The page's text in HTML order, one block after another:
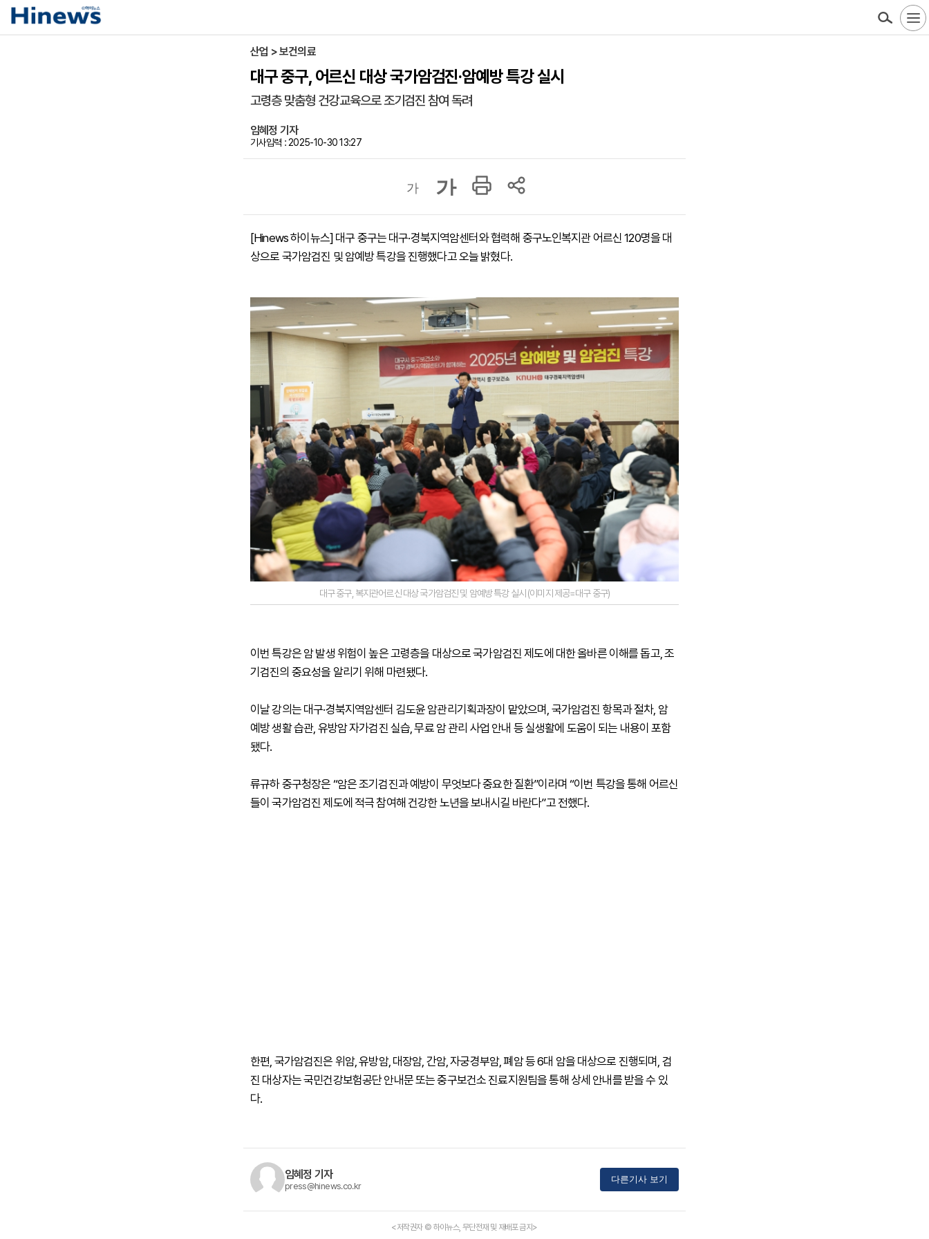
산업 > 보건의료
대구 중구, 어르신 대상 국가암검진·암예방 특강 실시
고령층 맞춤형 건강교육으로 조기검진 참여 독려
임혜정 기자
기사입력 : 2025-10-30 13:27
가 가
[Hinews 하이뉴스] 대구 중구는 대구·경북지역암센터와 협력해 중구노인복지관 어르신 120명을 대
상으로 국가암검진 및 암예방 특강을 진행했다고 오늘 밝혔다.
대구 중구, 복지관어르신 대상 국가암검진 및 암예방 특강 실시 (이미지 제공=대구 중구)
이번 특강은 암 발생 위험이 높은 고령층을 대상으로 국가암검진 제도에 대한 올바른 이해를 돕고, 조
기검진의 중요성을 알리기 위해 마련됐다.
이날 강의는 대구·경북지역암센터 김도윤 암관리기획과장이 맡았으며, 국가암검진 항목과 절차, 암
예방 생활 습관, 유방암 자가검진 실습, 무료 암 관리 사업 안내 등 실생활에 도움이 되는 내용이 포함
됐다.
류규하 중구청장은 “암은 조기검진과 예방이 무엇보다 중요한 질환”이라며 “이번 특강을 통해 어르신
들이 국가암검진 제도에 적극 참여해 건강한 노년을 보내시길 바란다”고 전했다.
한편, 국가암검진은 위암, 유방암, 대장암, 간암, 자궁경부암, 폐암 등 6대 암을 대상으로 진행되며, 검
진 대상자는 국민건강보험공단 안내문 또는 중구보건소 진료지원팀을 통해 상세 안내를 받을 수 있
다.
임혜정 기자
press@hinews.co.kr
다른기사 보기
<저작권자 © 하이뉴스, 무단전재 및 재배포 금지>